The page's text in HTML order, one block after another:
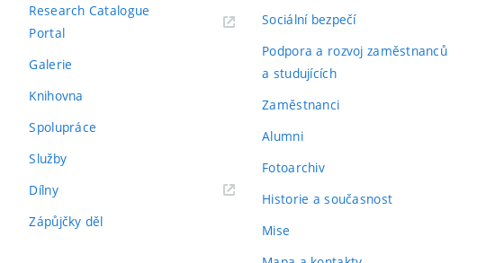
Research Catalogue
Portal
Galerie
Knihovna
Spolupráce
Služby
Dílny
Zápůjčky děl
Sociální bezpečí
Podpora a rozvoj zaměstnanců
a studujících
Zaměstnanci
Alumni
Fotoarchiv
Historie a současnost
Mise